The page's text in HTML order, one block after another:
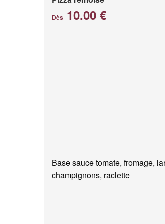
Dès 10.00 €
Base sauce tomate, fromage,
champignons, raclette